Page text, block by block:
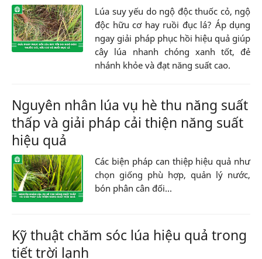
Lúa suy yếu do ngộ độc thuốc cỏ, ngộ
độc hữu cơ hay ruồi đục lá? Áp dụng
ngay giải pháp phục hồi hiệu quả giúp
cây lúa nhanh chóng xanh tốt, đẻ
nhánh khỏe và đạt năng suất cao.
Nguyên nhân lúa vụ hè thu năng suất
thấp và giải pháp cải thiện năng suất
hiệu quả
Các biện pháp can thiệp hiệu quả như
chọn giống phù hợp, quản lý nước,
bón phân cân đối...
Kỹ thuật chăm sóc lúa hiệu quả trong
tiết trời lạnh